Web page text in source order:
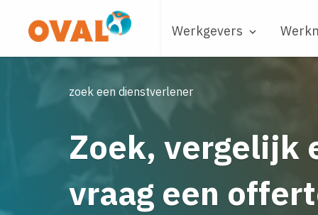
Werkgevers 
zoek een dienstverlener
Zoek, vergelijk
vraag een